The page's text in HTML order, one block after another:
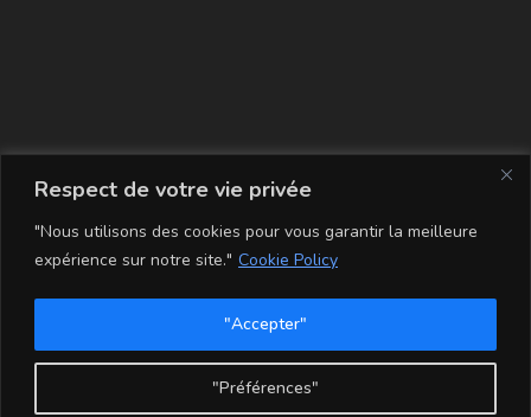
Respect de votre vie privée
"Nous utilisons des cookies pour vous garantir la meilleure
expérience sur notre site." Cookie Policy
"Préférences"
"Accepter"
La carte
Conditions Générales de Vente Mentions légales
Mon compte
Politique de Confidentialité et Cookie